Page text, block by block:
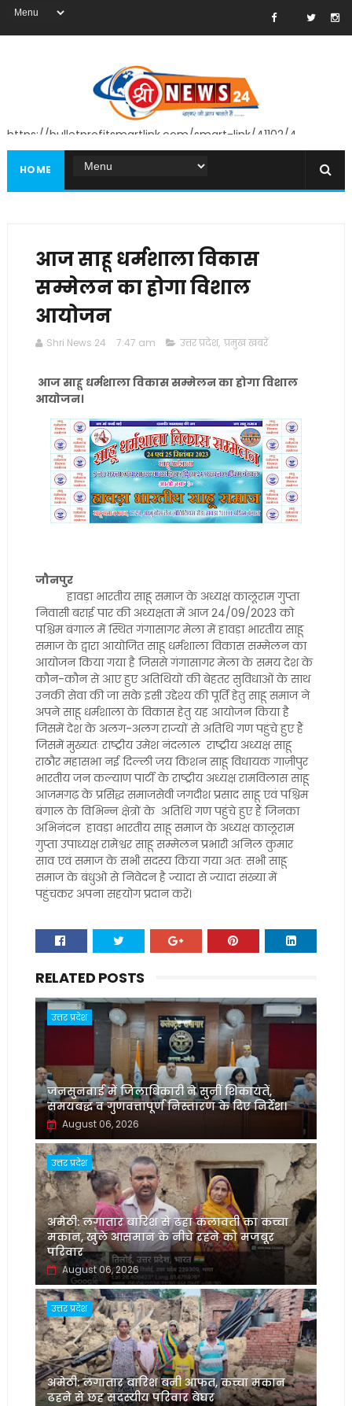
https://bulletprofitsmartlink.com/smart-link/41102/4
HOME
आज साहू धर्मशाला विकास
सम्मेलन का होगा विशाल
आयोजन
Shri News 24 7:47 am उत्तर प्रदेश, प्रमुख खबरें
आज साहू धर्मशाला विकास सम्मेलन का होगा विशाल
आयोजन।
जौनपुर
हावड़ा भारतीय साहू समाज के अध्यक्ष कालूराम गुप्ता
निवासी बराई पार की अध्यक्षता में आज 24/09/2023 को
पश्चिम बंगाल में स्थित गंगासागर मेला में हावड़ा भारतीय साहू
समाज के द्वारा आयोजित साहू धर्मशाला विकास सम्मेलन का
आयोजन किया गया है जिससे गंगासागर मेला के समय देश के
कौन-कौन से आए हुए अतिथियों की बेहतर सुविधाओं के साथ
उनकी सेवा की जा सके इसी उद्देश्य की पूर्ति हेतु साहू समाज ने
अपने साहू धर्मशाला के विकास हेतु यह आयोजन किया है
जिसमें देश के अलग-अलग राज्यों से अतिथि गण पहुंचे हुए हैं
जिसमें मुख्यतः राष्ट्रीय उमेश नंदलाल राष्ट्रीय अध्यक्ष साहू
राठौर महासभा नई दिल्ली जय किशन साहू विधायक गाज़ीपुर
भारतीय जन कल्याण पार्टी के राष्ट्रीय अध्यक्ष रामविलास साहू
आजमगढ़ के प्रसिद्ध समाजसेवी जगदीश प्रसाद साहू एवं पश्चिम
बंगाल के विभिन्न क्षेत्रों के अतिथि गण पहुंचे हुए हैं जिनका
अभिनंदन हावड़ा भारतीय साहू समाज के अध्यक्ष कालूराम
गुप्ता उपाध्यक्ष रामेश्वर साहू सम्मेलन प्रभारी अनिल कुमार
साव एवं समाज के सभी सदस्य किया गया अतः सभी साहू
समाज के बंधुओ से निवेदन है ज्यादा से ज्यादा संख्या में
पहुंचकर अपना सहयोग प्रदान करें।
RELATED POSTS
उत्तर प्रदेश
जनसुनवाई में जिलाधिकारी ने सुनीं शिकायतें,
समयबद्ध व गुणवत्तापूर्ण निस्तारण के दिए निर्देश।
August 06, 2026
उत्तर प्रदेश
अमेठी: लगातार बारिश से ढहा कलावती का कच्चा
मकान, खुले आसमान के नीचे रहने को मजबूर
परिवार
August 06, 2026
उत्तर प्रदेश
अमेठी: लगातार बारिश बनी आफत, कच्चा मकान
ढहने से छह सदस्यीय परिवार बेघर